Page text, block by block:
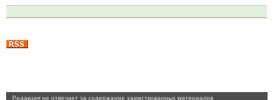
Pедакция не отвечает за содержание заимствованных материалов